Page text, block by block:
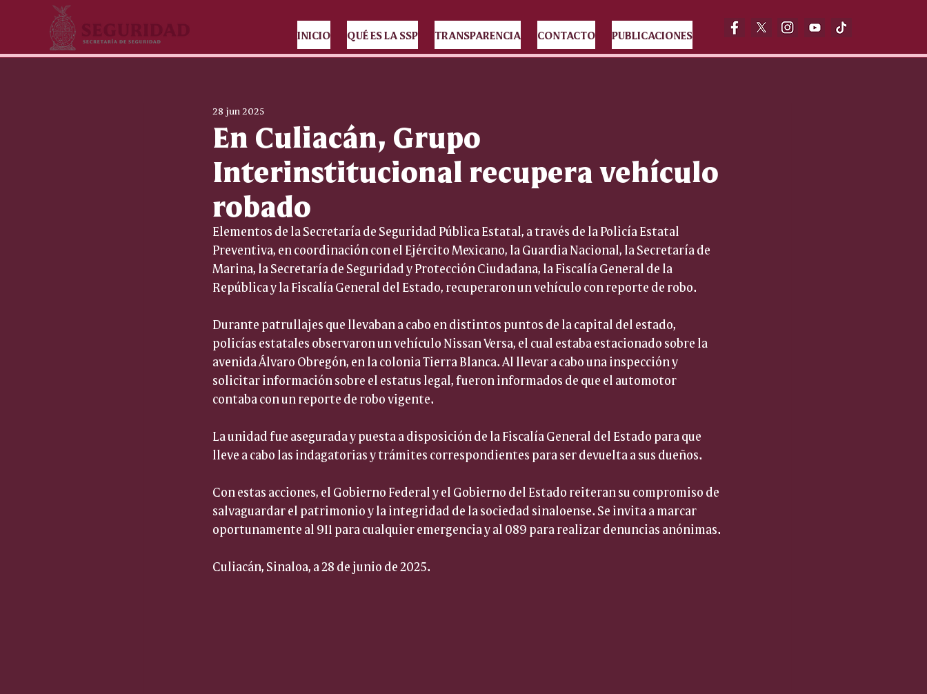
INICIO QUÉ ES LA SSP TRANSPARENCIA CONTACTO PUBLICACIONES
En Culiacán, Grupo
Interinstitucional recupera vehículo
robado
28 jun 2025
Elementos de la Secretaría de Seguridad Pública Estatal, a través de la Policía Estatal
Preventiva, en coordinación con el Ejército Mexicano, la Guardia Nacional, la Secretaría de
Marina, la Secretaría de Seguridad y Protección Ciudadana, la Fiscalía General de la
República y la Fiscalía General del Estado, recuperaron un vehículo con reporte de robo.
Durante patrullajes que llevaban a cabo en distintos puntos de la capital del estado,
policías estatales observaron un vehículo Nissan Versa, el cual estaba estacionado sobre la
avenida Álvaro Obregón, en la colonia Tierra Blanca. Al llevar a cabo una inspección y
solicitar información sobre el estatus legal, fueron informados de que el automotor
contaba con un reporte de robo vigente.
La unidad fue asegurada y puesta a disposición de la Fiscalía General del Estado para que
lleve a cabo las indagatorias y trámites correspondientes para ser devuelta a sus dueños.
Con estas acciones, el Gobierno Federal y el Gobierno del Estado reiteran su compromiso de
salvaguardar el patrimonio y la integridad de la sociedad sinaloense. Se invita a marcar
oportunamente al 911 para cualquier emergencia y al 089 para realizar denuncias anónimas.
Culiacán, Sinaloa, a 28 de junio de 2025.